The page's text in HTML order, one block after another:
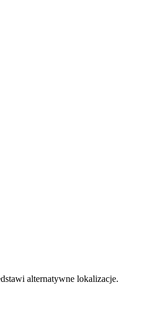
alternatywne lokalizacje.